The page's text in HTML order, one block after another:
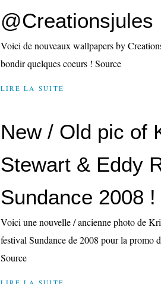
@Creationsjules
Voici de nouveaux wallpapers by
bondir quelques coeurs ! Source
LIRE LA SUITE
New / Old pic of
Stewart & Eddy
Sundance 2008 !
Voici une nouvelle / ancienne photo de
festival Sundance de 2008 pour la promo
Source